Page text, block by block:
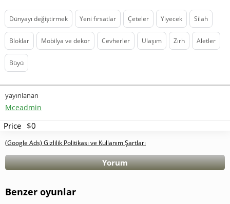
Dünyayı değiştirmek Yeni fırsatlar Çeteler Yiyecek Silah
Bloklar Mobilya ve dekor Cevherler Ulaşım Zırh Aletler
Büyü
yayınlanan
Mceadmin
Price $0
(Google Ads) Gizlilik Politikası ve Kullanım Şartları
Yorum
Benzer oyunlar